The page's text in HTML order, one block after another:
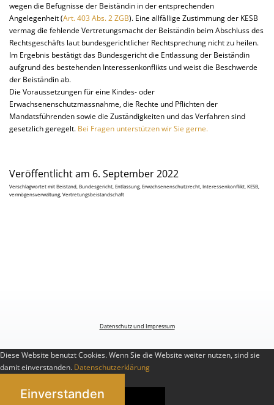
wegen die Befugnisse der Beiständin in der entsprechenden
Angelegenheit (Art. 403 Abs. 2 ZGB). Eine allfällige Zustimmung der KESB
vermag die fehlende Vertretungsmacht der Beiständin beim Abschluss des
Rechtsgeschäfts laut bundesgerichtlicher Rechtsprechung nicht zu heilen.
Im Ergebnis bestätigt das Bundesgericht die Entlassung der Beiständin
aufgrund des bestehenden Interessenkonflikts und weist die Beschwerde
der Beiständin ab.
Die Voraussetzungen für eine Kindes- oder
Erwachsenenschutzmassnahme, die Rechte und Pflichten der
Mandatsführenden sowie die Zuständigkeiten und das Verfahren sind
gesetzlich geregelt. Bei Fragen unterstützen wir Sie gerne.
Veröffentlicht am 6. September 2022
Verschlagwortet mitBeistand Bundesgericht Entlassung Erwachsenenschutzrecht Interessenkonflikt KESB
vermögensverwaltung Vertretungsbeistandschaft
Datenschutz und Impressum
Diese Website benutzt Cookies. Wenn Sie die Website weiter nutzen, sind sie
damit einverstanden. Datenschutzerklärung
Einverstanden